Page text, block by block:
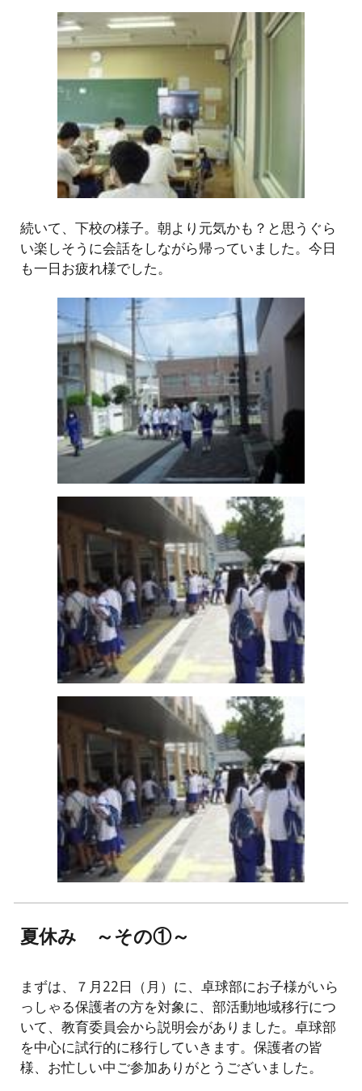
続いて、下校の様子。朝より元気かも？と思うぐら
い楽しそうに会話をしながら帰っていました。今日
も一日お疲れ様でした。
夏休み ～その①～
まずは、７月22日（月）に、卓球部にお子様がいら
っしゃる保護者の方を対象に、部活動地域移行につ
いて、教育委員会から説明会がありました。卓球部
を中心に試行的に移行していきます。保護者の皆
様、お忙しい中ご参加ありがとうございました。